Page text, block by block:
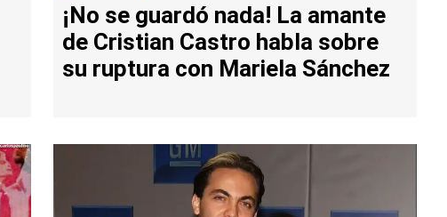
¡No se guardó nada! La amante
de Cristian Castro habla sobre
su ruptura con Mariela Sánchez